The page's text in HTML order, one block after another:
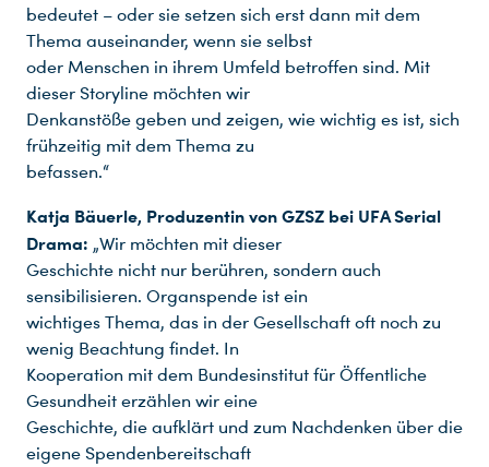
bedeutet – oder sie setzen sich erst dann mit dem
Thema auseinander, wenn sie selbst
oder Menschen in ihrem Umfeld betroffen sind. Mit
dieser Storyline möchten wir
Denkanstöße geben und zeigen, wie wichtig es ist, sich
frühzeitig mit dem Thema zu
befassen.“
Katja Bäuerle, Produzentin von GZSZ bei UFA Serial
Drama: „Wir möchten mit dieser
Geschichte nicht nur berühren, sondern auch
sensibilisieren. Organspende ist ein
wichtiges Thema, das in der Gesellschaft oft noch zu
wenig Beachtung findet. In
Kooperation mit dem Bundesinstitut für Öffentliche
Gesundheit erzählen wir eine
Geschichte, die aufklärt und zum Nachdenken über die
eigene Spendenbereitschaft